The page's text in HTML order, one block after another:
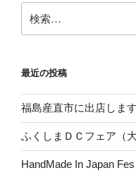
索:
最近の投稿
福島産直市に出店します
ふくしまＤＣフェア（
HandMade In Japan